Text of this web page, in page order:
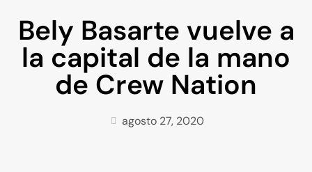
Bely Basarte vuelve a
la capital de la mano
de Crew Nation
agosto 27, 2020